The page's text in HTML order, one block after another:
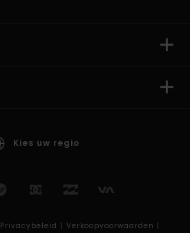
Kies uw regio
Privacybeleid | Verkoopvoorwaarden |